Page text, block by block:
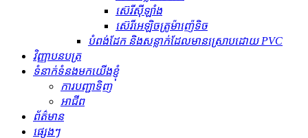
ស៊េរីស៊ីឡាំង
ស៊េរីអេឡិចត្រូម៉ាញ៉េទិច
បំពង់ដែក និងសន្លាក់ដែលមានស្រោបដោយ PVC
វិញ្ញាបនបត្រ
ទំនាក់ទំនងមកយើងខ្ញុំ
ការបញ្ជាទិញ
អាជីព
ព័ត៌មាន
ផ្សេងៗ